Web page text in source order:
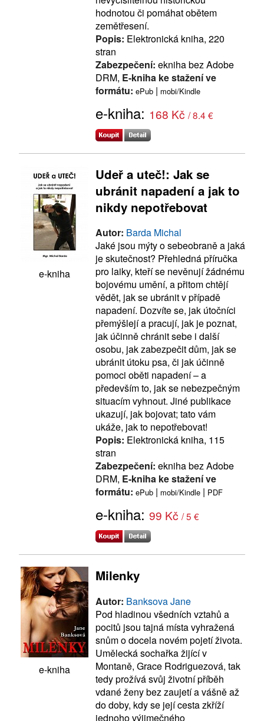
hodnotou či pomáhat obětem
zemětřesení.
Popis: Elektronická kniha, 220
stran
Zabezpečení: ekniha bez Adobe
DRM, E-kniha ke stažení ve
formátu: ePub | mobi/Kindle
e-kniha: 168 Kč / 8.4 €
e-kniha
Udeř a uteč!: Jak se
ubránit napadení a jak to
nikdy nepotřebovat
Autor: Barda Michal
Jaké jsou mýty o sebeobraně a jaká
je skutečnost? Přehledná příručka
pro laiky, kteří se nevěnují žádnému
bojovému umění, a přitom chtějí
vědět, jak se ubránit v případě
napadení. Dozvíte se, jak útočníci
přemýšlejí a pracují, jak je poznat,
jak účinně chránit sebe i další
osobu, jak zabezpečit dům, jak se
ubránit útoku psa, či jak účinně
pomoci oběti napadení – a
především to, jak se nebezpečným
situacím vyhnout. Jiné publikace
ukazují, jak bojovat; tato vám
ukáže, jak to nepotřebovat!
Popis: Elektronická kniha, 115
stran
Zabezpečení: ekniha bez Adobe
DRM, E-kniha ke stažení ve
formátu: ePub | mobi/Kindle | PDF
e-kniha: 99 Kč / 5 €
e-kniha
Milenky
Autor: Banksova Jane
Pod hladinou všedních vztahů a
pocitů jsou tajná místa vyhražená
snům o docela novém pojetí života.
Umělecká sochařka žijící v
Montaně, Grace Rodriguezová, tak
tedy prožívá svůj životní příběh
vdané ženy bez zaujetí a vášně až
do doby, kdy se její cesta zkříží
jednoho výjimečného